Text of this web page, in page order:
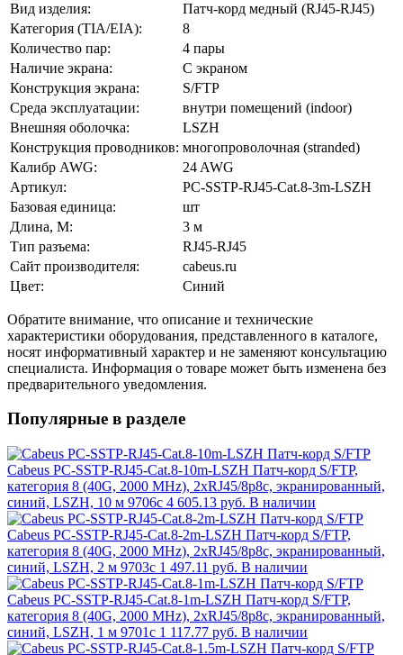
Вид изделия:
Патч-корд медный (RJ45-RJ45)
Категория (TIA/EIA):
8
Количество пар:
4 пары
Наличие экрана:
С экраном
Конструкция экрана:
S/FTP
Среда эксплуатации:
внутри помещений (indoor)
Внешняя оболочка:
LSZH
Конструкция проводников: многопроволочная (stranded)
Калибр AWG:
24 AWG
Артикул:
PC-SSTP-RJ45-Cat.8-3m-LSZH
Базовая единица:
шт
Длина, М:
3 м
Тип разъема:
RJ45-RJ45
Сайт производителя:
cabeus.ru
Цвет:
Синий
Обратите внимание, что описание и технические
характеристики оборудования, представленного в каталоге,
носят информативный характер и не заменяют консультацию
специалиста. Информация о товаре может быть изменена без
предварительного уведомления.
Популярные в разделе
Cabeus PC-SSTP-RJ45-Cat.8-10m-LSZH Патч-корд S/FTP,
категория 8 (40G, 2000 MHz), 2xRJ45/8p8c, экранированный,
синий, LSZH, 10 м 9706c 4 605.13 руб. В наличии
Cabeus PC-SSTP-RJ45-Cat.8-2m-LSZH Патч-корд S/FTP,
категория 8 (40G, 2000 MHz), 2xRJ45/8p8c, экранированный,
синий, LSZH, 2 м 9703c 1 497.11 руб. В наличии
Cabeus PC-SSTP-RJ45-Cat.8-1m-LSZH Патч-корд S/FTP,
категория 8 (40G, 2000 MHz), 2xRJ45/8p8c, экранированный,
синий, LSZH, 1 м 9701c 1 117.77 руб. В наличии